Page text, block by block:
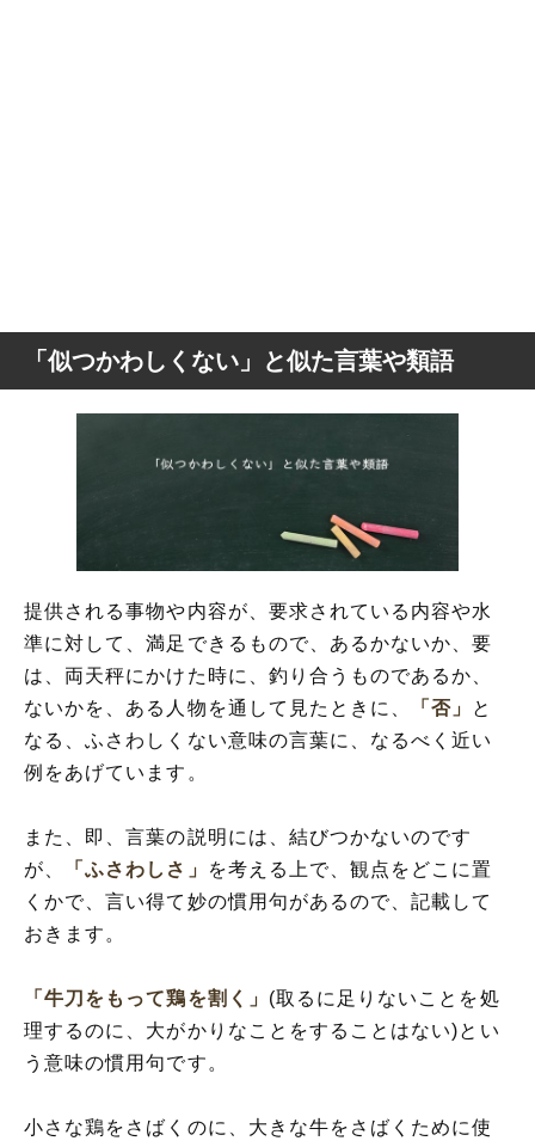
「似つかわしくない」と似た言葉や類語
提供される事物や内容が、要求されている内容や水
準に対して、満足できるもので、あるかないか、要
は、両天秤にかけた時に、釣り合うものであるか、
ないかを、ある人物を通して見たときに、
「否」 と
なる、ふさわしくない意味の言葉に、なるべく近い
例をあげています。
また、即、言葉の説明には、結びつかないのです
が、
「ふさわしさ」
を考える上で、観点をどこに置
くかで、言い得て妙の慣用句があるので、記載して
おきます。
「牛刀をもって鶏を割く」 (取るに足りないことを処
理するのに、大がかりなことをすることはない)とい
う意味の慣用句です。
小さな鶏をさばくのに、大きな牛をさばくために使